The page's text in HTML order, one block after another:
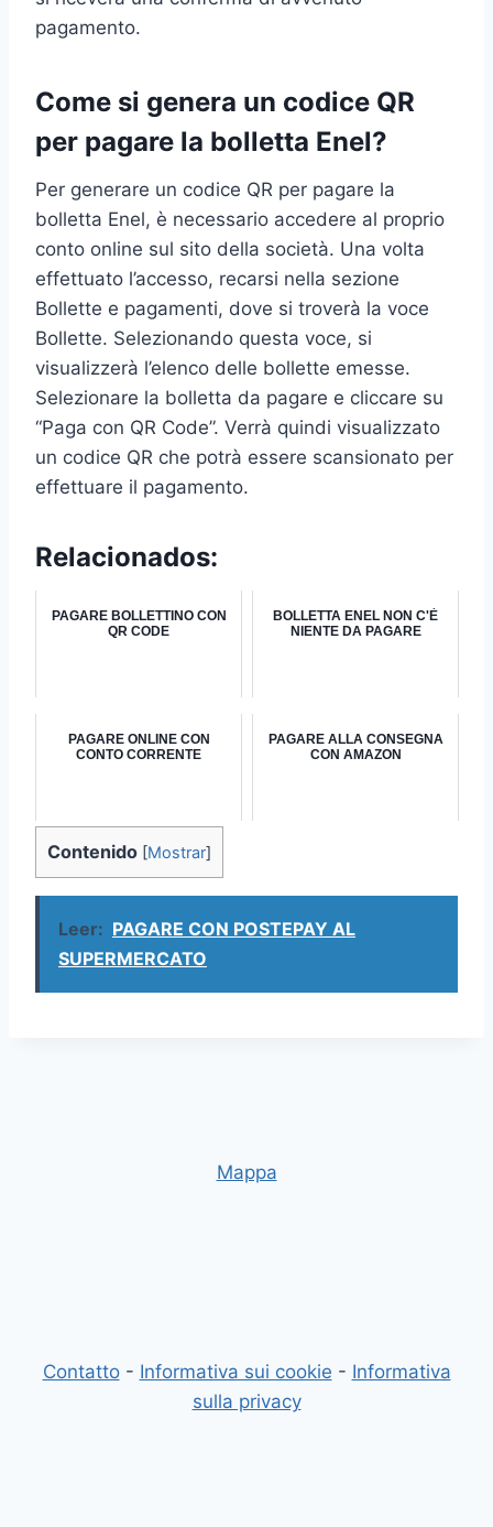
pagamento.
Come si genera un codice QR
per pagare la bolletta Enel?
Per generare un codice QR per pagare la
bolletta Enel, è necessario accedere al proprio
conto online sul sito della società. Una volta
effettuato l’accesso, recarsi nella sezione
Bollette e pagamenti, dove si troverà la voce
Bollette. Selezionando questa voce, si
visualizzerà l’elenco delle bollette emesse.
Selezionare la bolletta da pagare e cliccare su
“Paga con QR Code”. Verrà quindi visualizzato
un codice QR che potrà essere scansionato per
effettuare il pagamento.
Relacionados:
PAGARE BOLLETTINO CON
QR CODE
BOLLETTA ENEL NON C'È
NIENTE DA PAGARE
PAGARE ONLINE CON
CONTO CORRENTE
PAGARE ALLA CONSEGNA
CON AMAZON
Contenido [Mostrar]
Leer: PAGARE CON POSTEPAY AL
SUPERMERCATO
Mappa
Contatto- Informativa sui cookie - Informativa
sulla privacy